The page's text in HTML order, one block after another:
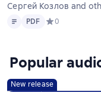
Сергей Козлов and
Text PDF
PDF Средний
0
Popular
New release